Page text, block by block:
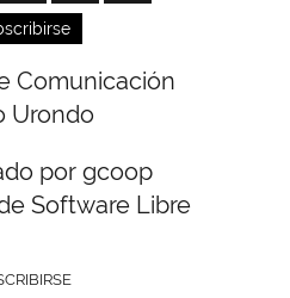
Comunicación
Urondo
por gcoop
Software Libre